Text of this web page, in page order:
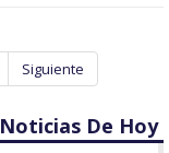
Siguiente
Noticias De Hoy